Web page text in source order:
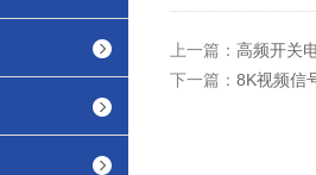
上一篇： 高频开关
下一篇： 8K视频信